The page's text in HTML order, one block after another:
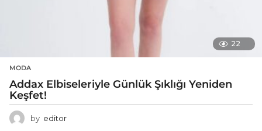
22
MODA
Addax Elbiseleriyle Günlük Şıklığı Yeniden
Keşfet!
by editor